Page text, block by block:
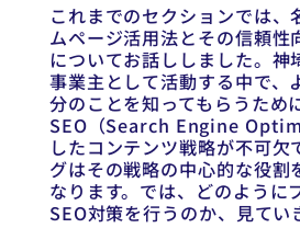
これまでのセクションでは、
ムページ活用法とその信頼性
についてお話ししました。神
事業主として活動する中で、
分のことを知ってもらうため
SEO（Search Engine
したコンテンツ戦略が不可欠
グはその戦略の中心的な役割
なります。では、どのように
SEO対策を行うのか、見てい